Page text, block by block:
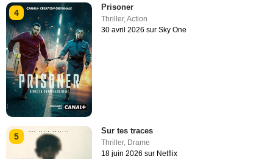
4
Prisoner
Thriller,Action
30 avril 2026 sur Sky One
5
Sur tes traces
Thriller, Drame
18 juin 2026 sur Netflix